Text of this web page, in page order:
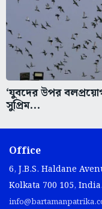
‘যুবদের উপর
সুপ্রিম...
Office
6, J.B.S. Haldane
Kolkata 700 105, India.